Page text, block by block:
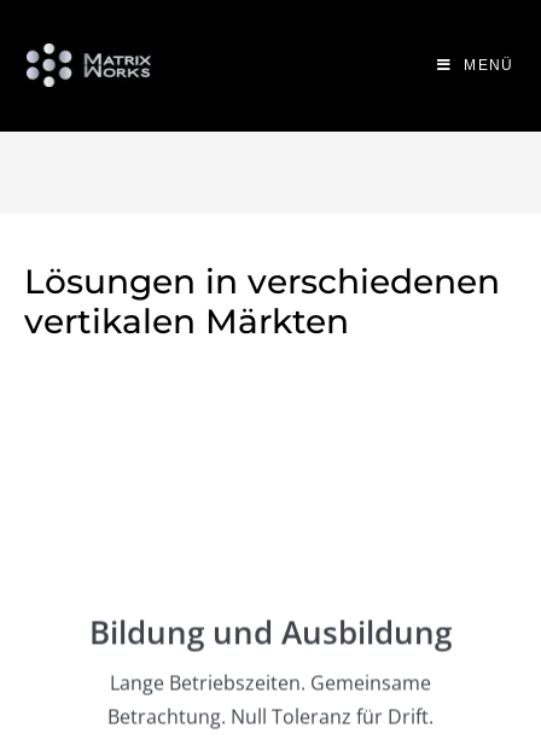
MENÜ
Lösungen in verschiedenen
vertikalen Märkten
Bildung und Ausbildung
Lange Betriebszeiten. Gemeinsame
Betrachtung. Null Toleranz für Drift.